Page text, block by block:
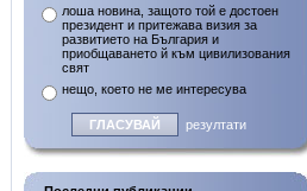
лоша новина, защото той е достоен
президент и притежава визия за
развитието на България и
приобщаването й към цивилизования
свят
нещо, което не ме интересува
резултати